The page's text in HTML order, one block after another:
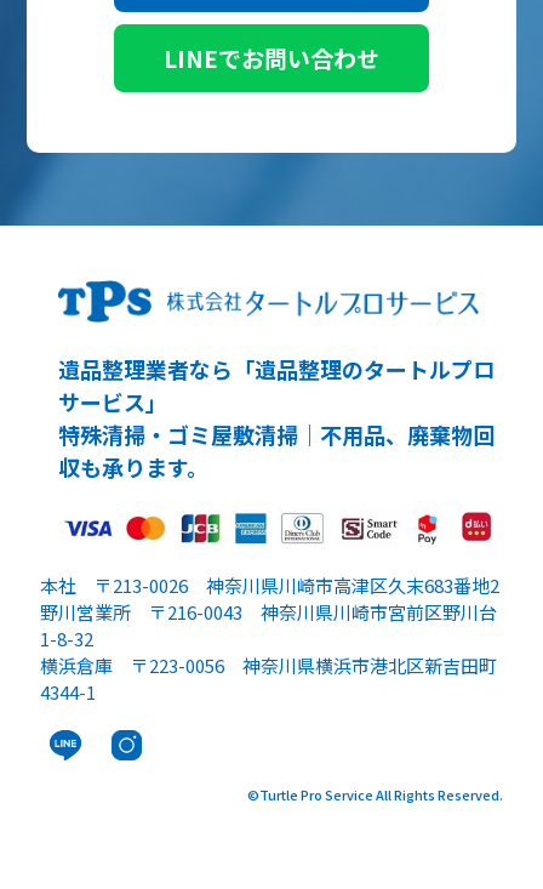
LINEでお問い合わせ
遺品整理業者なら「遺品整理のタートルプロ
サービス」
特殊清掃・ゴミ屋敷清掃｜不用品、廃棄物回
収も承ります。
本社 〒213-0026 神奈川県川崎市高津区久末683番地2
野川営業所 〒216-0043 神奈川県川崎市宮前区野川台
1-8-32
横浜倉庫 〒223-0056 神奈川県横浜市港北区新吉田町
4344-1
©Turtle Pro ServiceAll Rights Reserved.